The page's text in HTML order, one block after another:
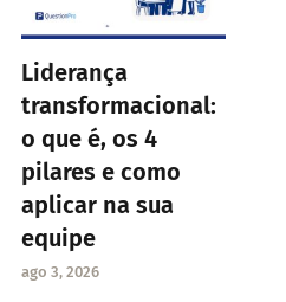
Liderança
transformacional:
o que é, os 4
pilares e como
aplicar na sua
equipe
ago 3, 2026